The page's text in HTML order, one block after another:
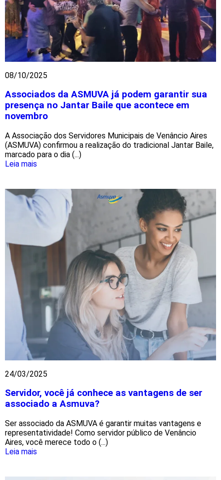
08/10/2025
Associados da ASMUVA já podem garantir sua
presença no Jantar Baile que acontece em
novembro
A Associação dos Servidores Municipais de Venâncio Aires
(ASMUVA) confirmou a realização do tradicional Jantar Baile,
marcado para o dia (...)
Leia mais
24/03/2025
Servidor, você já conhece as vantagens de ser
associado a Asmuva?
Ser associado da ASMUVA é garantir muitas vantagens e
representatividade! Como servidor público de Venâncio
Aires, você merece todo o (...)
Leia mais